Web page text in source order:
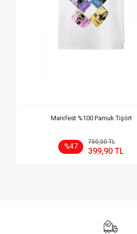
Manifest %100 Pamuk Tişört
%47
750,00 TL
399,90 TL
Sepete Ekle